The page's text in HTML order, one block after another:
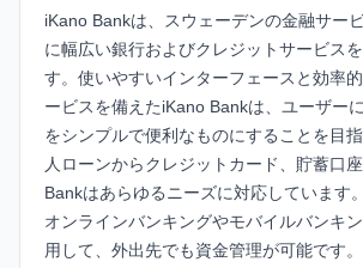
iKano Bankは、スウェーデンの金融サー
に幅広い銀行およびクレジットサービス
す。使いやすいインターフェースと効率
ービスを備えたiKano Bankは、ユーザー
をシンプルで便利なものにすることを目
人ローンからクレジットカード、貯蓄口
Bankはあらゆるニーズに対応しています
オンラインバンキングやモバイルバンキ
用して、外出先でも資金管理が可能です